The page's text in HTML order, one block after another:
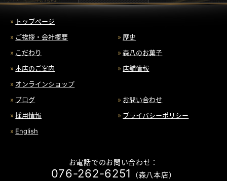
トップページ
ご挨拶・会社概要
歴史
こだわり
森八のお菓子
本店のご案内
店舗情報
オンラインショップ
ブログ
お問い合わせ
採用情報
プライバシーポリシー
English
お電話でのお問い合わせ：
076-262-6251
（森八本店）